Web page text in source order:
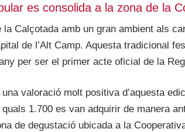
es consolida a la zona de la
Calçotada amb un gran ambient als
de l’Alt Camp. Aquesta tradicional
per ser el primer acte oficial de la
valoració molt positiva d’aquesta
1.700 es van adquirir de manera
de degustació ubicada a la